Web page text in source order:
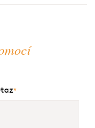
*